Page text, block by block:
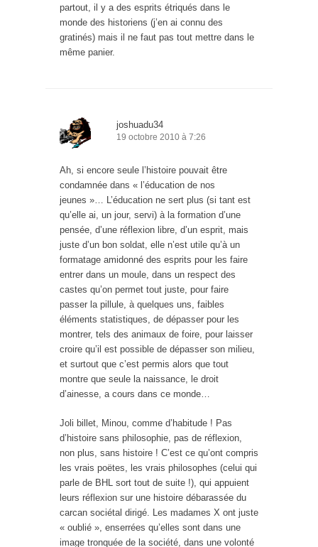
partout, il y a des esprits étriqués dans le
monde des historiens (j’en ai connu des
gratinés) mais il ne faut pas tout mettre dans le
même panier.
joshuadu34
19 octobre 2010 à 7:26
Ah, si encore seule l’histoire pouvait être
condamnée dans « l’éducation de nos
jeunes »… L’éducation ne sert plus (si tant est
qu’elle ai, un jour, servi) à la formation d’une
pensée, d’une réflexion libre, d’un esprit, mais
juste d’un bon soldat, elle n’est utile qu’à un
formatage amidonné des esprits pour les faire
entrer dans un moule, dans un respect des
castes qu’on permet tout juste, pour faire
passer la pillule, à quelques uns, faibles
éléments statistiques, de dépasser pour les
montrer, tels des animaux de foire, pour laisser
croire qu’il est possible de dépasser son milieu,
et surtout que c’est permis alors que tout
montre que seule la naissance, le droit
d’ainesse, a cours dans ce monde…
Joli billet, Minou, comme d’habitude ! Pas
d’histoire sans philosophie, pas de réflexion,
non plus, sans histoire ! C’est ce qu’ont compris
les vrais poëtes, les vrais philosophes (celui qui
parle de BHL sort tout de suite !), qui appuient
leurs réflexion sur une histoire débarassée du
carcan sociétal dirigé. Les madames X ont juste
« oublié », enserrées qu’elles sont dans une
image tronquée de la société, dans une volonté